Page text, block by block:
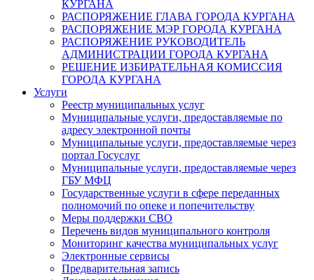
КУРГАНА
РАСПОРЯЖЕНИЕ ГЛАВА ГОРОДА КУРГАНА
РАСПОРЯЖЕНИЕ МЭР ГОРОДА КУРГАНА
РАСПОРЯЖЕНИЕ РУКОВОДИТЕЛЬ
АДМИНИСТРАЦИИ ГОРОДА КУРГАНА
РЕШЕНИЕ ИЗБИРАТЕЛЬНАЯ КОМИССИЯ
ГОРОДА КУРГАНА
Услуги
Реестр муниципальных услуг
Муниципальные услуги, предоставляемые по
адресу электронной почты
Муниципальные услуги, предоставляемые через
портал Госуслуг
Муниципальные услуги, предоставляемые через
ГБУ МФЦ
Государственные услуги в сфере переданных
полномочий по опеке и попечительству
Меры поддержки СВО
Перечень видов муниципального контроля
Мониторинг качества муниципальных услуг
Электронные сервисы
Предварительная запись